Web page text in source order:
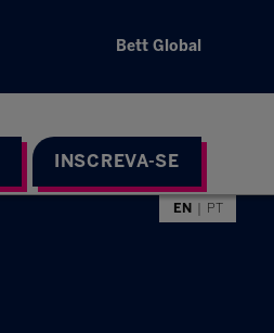
Bett Global
INSCREVA-SE
EN PT